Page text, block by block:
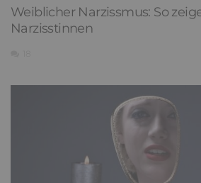
Weiblicher Narzissmus: So
Narzisstinnen